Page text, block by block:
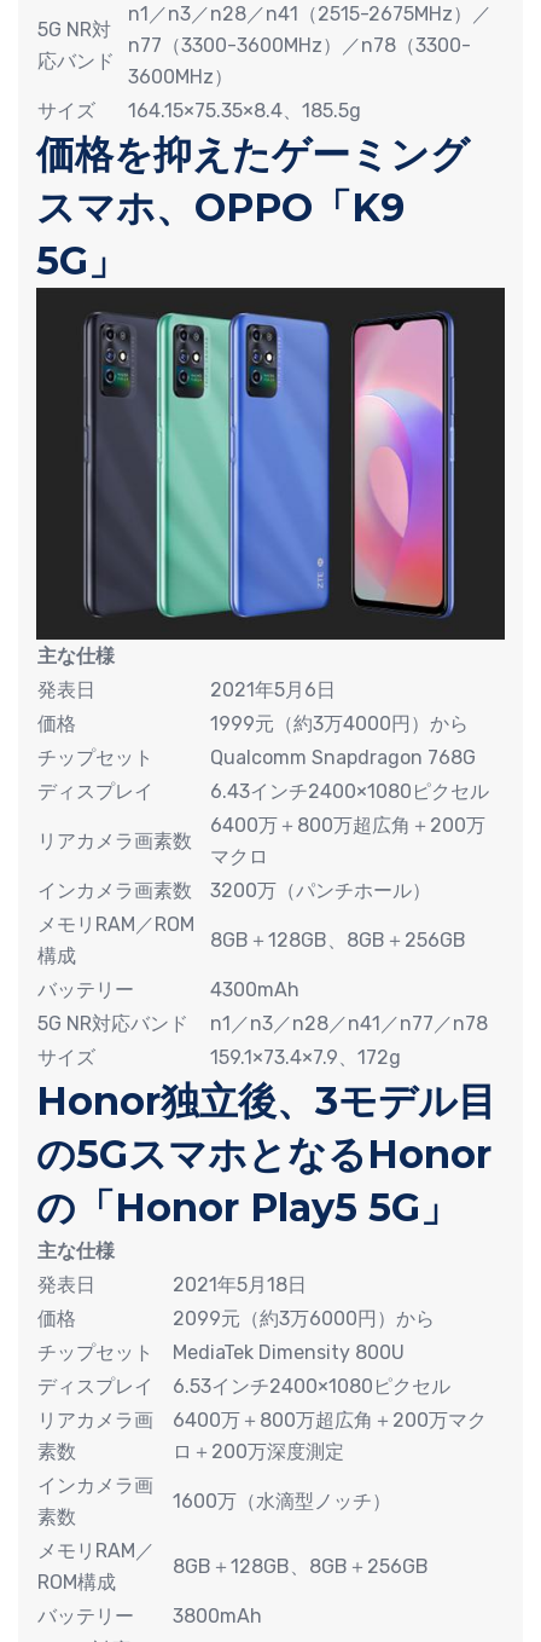
5G NR対
応バンド
n1／n3／n28／n41（2515-2675MHz）／
n77（3300-3600MHz）／n78（3300-
3600MHz）
サイズ
164.15×75.35×8.4、185.5g
価格を抑えたゲーミング
スマホ、OPPO「K9
5G」
主な仕様
発表日
2021年5月6日
価格
1999元（約3万4000円）から
チップセット
Qualcomm Snapdragon 768G
ディスプレイ
6.43インチ2400×1080ピクセル
リアカメラ画素数
6400万＋800万超広角＋200万
マクロ
インカメラ画素数
3200万（パンチホール）
メモリRAM／ROM
構成
8GB＋128GB、8GB＋256GB
バッテリー
4300mAh
5G NR対応バンド
n1／n3／n28／n41／n77／n78
サイズ
159.1×73.4×7.9、172g
Honor独立後、3モデル目
の5GスマホとなるHonor
の「Honor Play5 5G」
主な仕様
発表日
2021年5月18日
価格
2099元（約3万6000円）から
チップセット
MediaTek Dimensity 800U
ディスプレイ
6.53インチ2400×1080ピクセル
リアカメラ画
素数
6400万＋800万超広角＋200万マク
ロ＋200万深度測定
インカメラ画
素数
1600万（水滴型ノッチ）
メモリRAM／
ROM構成
8GB＋128GB、8GB＋256GB
バッテリー
3800mAh